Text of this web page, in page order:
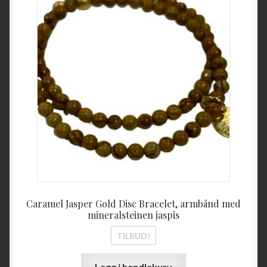
Caramel Jasper Gold Disc Bracelet, armbånd med
mineralsteinen jaspis
TILBUD!